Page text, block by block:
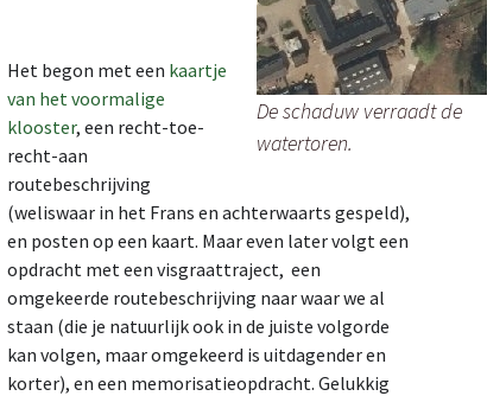
De schaduw verraadt de
watertoren.
Het begon met een kaartje
van het voormalige
klooster, een recht-toe-
recht-aan
routebeschrijving
(weliswaar in het Frans en achterwaarts gespeld),
en posten op een kaart. Maar even later volgt een
opdracht met een visgraattraject, een
omgekeerde routebeschrijving naar waar we al
staan (die je natuurlijk ook in de juiste volgorde
kan volgen, maar omgekeerd is uitdagender en
korter), en een memorisatieopdracht. Gelukkig